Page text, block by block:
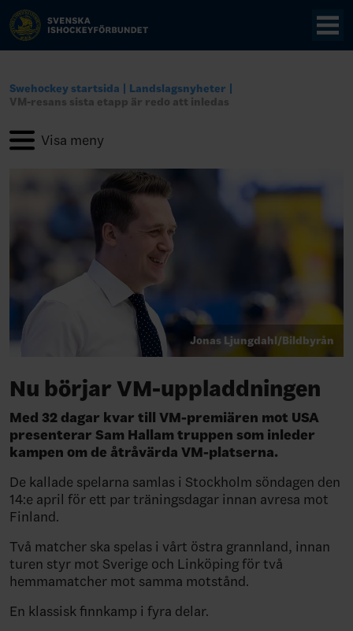
Swehockey startsida
Landslagsnyheter
VM-resans sista etapp är redo att inledas
Jonas Ljungdahl/Bildbyrån
Nu börjar VM-uppladdningen
Med 32 dagar kvar till VM-premiären mot USA
presenterar Sam Hallam truppen som inleder
kampen om de åtråvärda VM-platserna.
De kallade spelarna samlas i Stockholm söndagen den
14:e april för ett par träningsdagar innan avresa mot
Finland.
Två matcher ska spelas i vårt östra grannland, innan
turen styr mot Sverige och Linköping för två
hemmamatcher mot samma motstånd.
En klassisk finnkamp i fyra delar.